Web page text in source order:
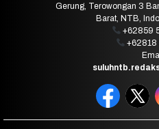
Gerung, Terowongan 3
Barat, NTB,
+62859
+62818